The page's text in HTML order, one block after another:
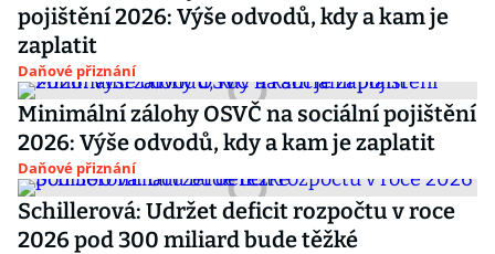
pojištění 2026: Výše odvodů, kdy a kam je
zaplatit
Daňové přiznání
Minimální zálohy OSVČ na sociální pojištění
2026: Výše odvodů, kdy a kam je zaplatit
Daňové přiznání
Schillerová: Udržet deficit rozpočtu v roce
2026 pod 300 miliard bude těžké